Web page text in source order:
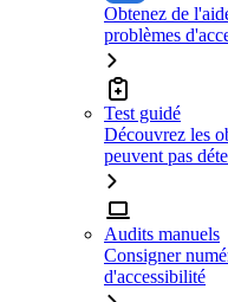
Obtenez de
problèmes
Test guidé
Découvrez les
peuvent pas
Audits manuels
Consigner
d'accessibilité